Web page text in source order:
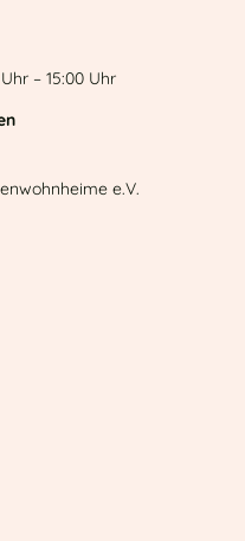
– 15:00 Uhr
e.V.